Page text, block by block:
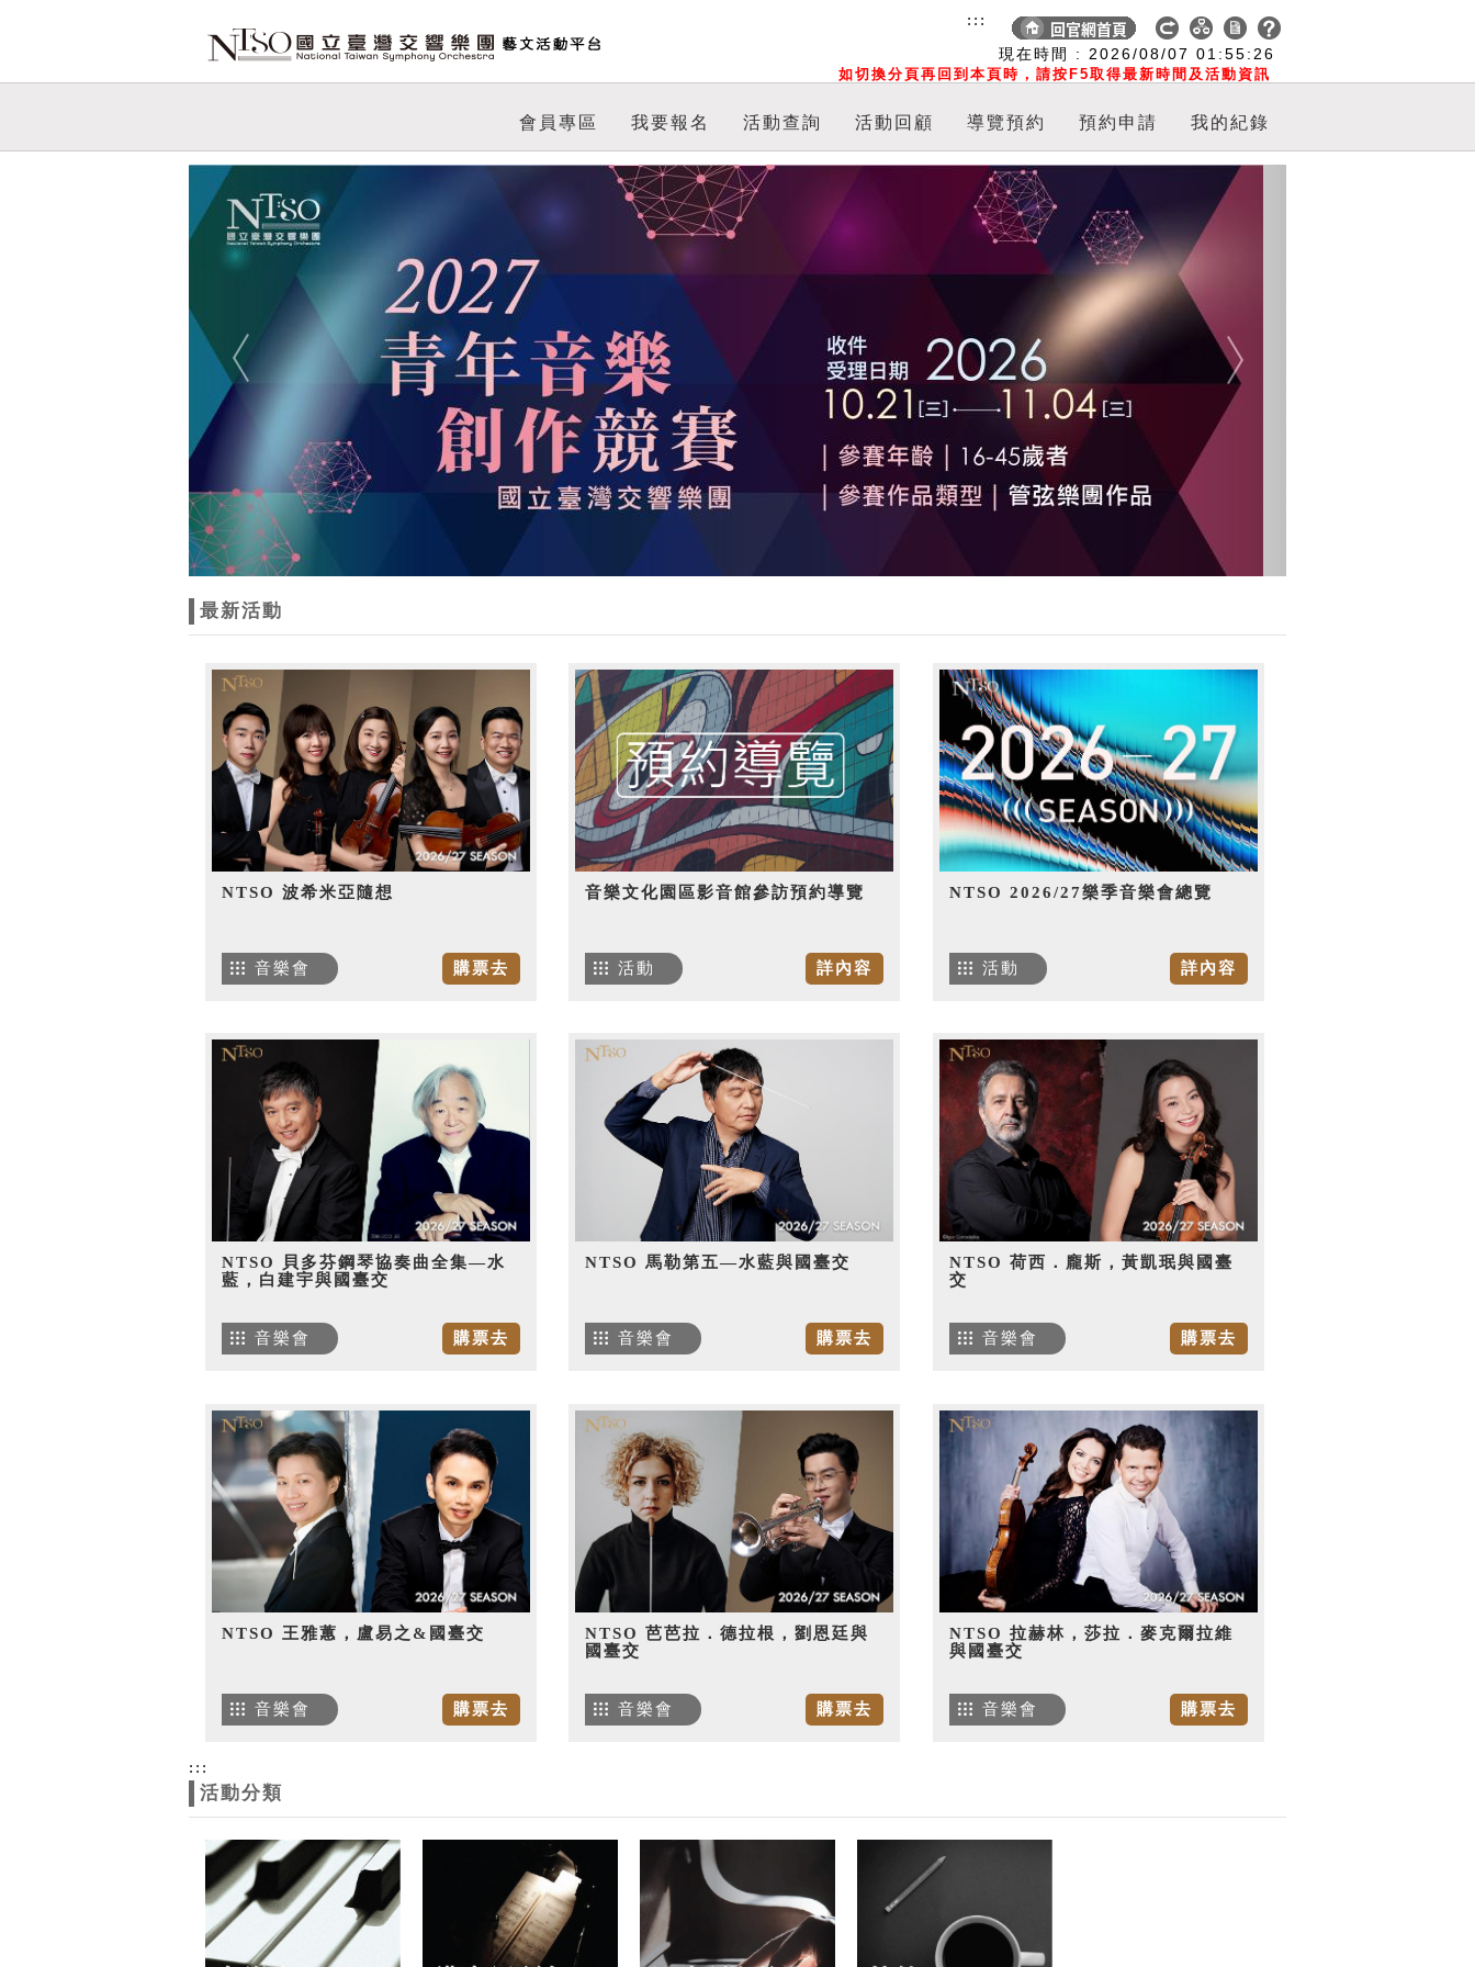
現在時間 : 2026/08/07 01:55:26
如切換分頁再回到本頁時，請按F5取得最新時間及活動資訊
:::
會員專區 我要報名 活動查詢 活動回顧 導覽預約 預約申請 我的紀錄
Previous Next
最新活動
NTSO 波希米亞隨想
購票去
音樂會
音樂文化園區影音館參訪預約導覽
詳內容
活動
NTSO 2026/27樂季音樂會總覽
詳內容
活動
NTSO 貝多芬鋼琴協奏曲全集—水
藍，白建宇與國臺交
購票去
音樂會
NTSO 馬勒第五—水藍與國臺交
購票去
音樂會
NTSO 荷西．龐斯，黃凱珉與國臺
交
購票去
音樂會
NTSO 王雅蕙，盧易之&國臺交
購票去
音樂會
NTSO 芭芭拉．德拉根，劉恩廷與
國臺交
購票去
音樂會
NTSO 拉赫林，莎拉．麥克爾拉維
與國臺交
購票去
音樂會
:::
活動分類